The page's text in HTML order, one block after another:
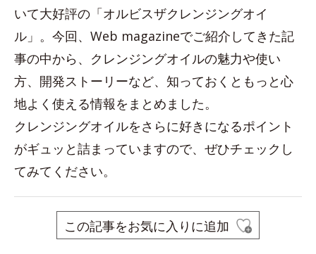
いて大好評の「オルビスザクレンジングオイ
ル」。今回、Web magazineでご紹介してきた記
事の中から、クレンジングオイルの魅力や使い
方、開発ストーリーなど、知っておくともっと心
地よく使える情報をまとめました。
クレンジングオイルをさらに好きになるポイント
がギュッと詰まっていますので、ぜひチェックし
てみてください。
この記事をお気に入りに追加